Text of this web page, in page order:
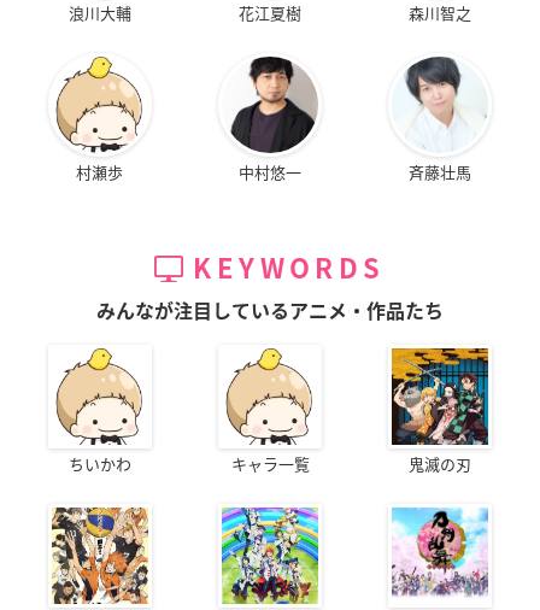
浪川大輔 花江夏樹 森川智之
村瀬歩 中村悠一 斉藤壮馬
KEYWORDS
みんなが注目しているアニメ・作品たち
ちいかわ キャラ一覧 鬼滅の刃